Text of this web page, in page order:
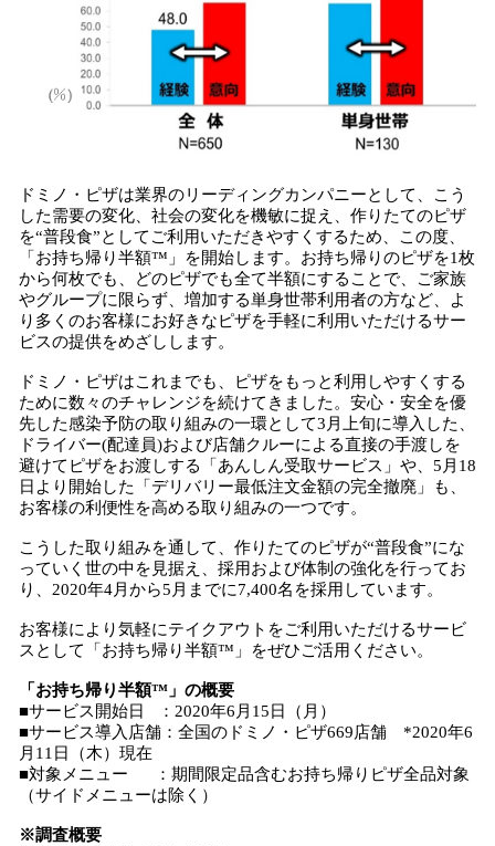
ドミノ・ピザは業界のリーディングカンパニーとして、こう
した需要の変化、社会の変化を機敏に捉え、作りたてのピザ
を“普段食”としてご利用いただきやすくするため、この度、
「お持ち帰り半額™」を開始します。お持ち帰りのピザを1枚
から何枚でも、どのピザでも全て半額にすることで、ご家族
やグループに限らず、増加する単身世帯利用者の方など、よ
り多くのお客様にお好きなピザを手軽に利用いただけるサー
ビスの提供をめざしします。
ドミノ・ピザはこれまでも、ピザをもっと利用しやすくする
ために数々のチャレンジを続けてきました。安心・安全を優
先した感染予防の取り組みの一環として3月上旬に導入した、
ドライバー(配達員)および店舗クルーによる直接の手渡しを
避けてピザをお渡しする「あんしん受取サービス」や、5月18
日より開始した「デリバリー最低注文金額の完全撤廃」も、
お客様の利便性を高める取り組みの一つです。
こうした取り組みを通して、作りたてのピザが“普段食”にな
っていく世の中を見据え、採用および体制の強化を行ってお
り、2020年4月から5月までに7,400名を採用しています。
お客様により気軽にテイクアウトをご利用いただけるサービ
スとして「お持ち帰り半額™」をぜひご活用ください。
「お持ち帰り半額™」の概要
■サービス開始日 ：2020年6月15日（月）
■サービス導入店舗：全国のドミノ・ピザ669店舗 *2020年6
月11日（木）現在
■対象メニュー ：期間限定品含むお持ち帰りピザ全品対象
（サイドメニューは除く）
※調査概要